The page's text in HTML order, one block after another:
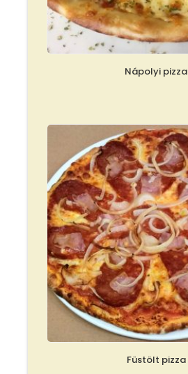
Nápolyi pizza
Füstölt pizza